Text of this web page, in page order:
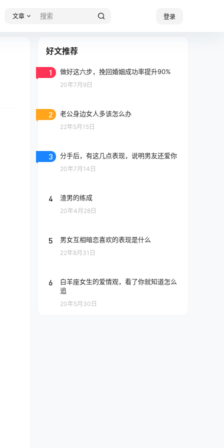
文章 登录
好文推荐
1 做好这六步，挽回婚姻成功率提升90%
20年7月9日
2 老公身边女人多该怎么办
22年5月15日
3 分手后，有这几点表现，说明男友还爱你
20年7月14日
4 渣男的练成
20年4月28日
5 男女互相暗恋喜欢的表现是什么
22年8月31日
6
白羊座女生的爱情观，看了你就知道怎么
追
20年5月30日